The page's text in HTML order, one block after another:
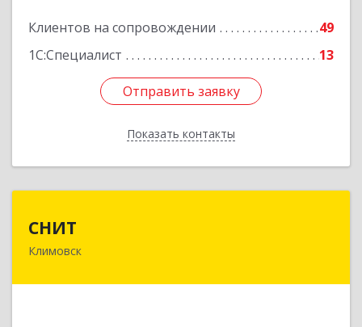
Клиентов на сопровождении
49
1С:Специалист
13
Отправить заявку
Показать контакты
Отправить заявку
Назад
СНИТ
Климовск
142180, Московская обл, Климовск г, Советская